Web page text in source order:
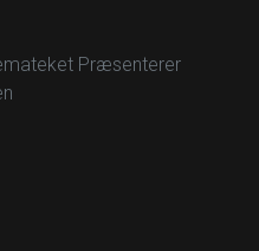
Præsenterer